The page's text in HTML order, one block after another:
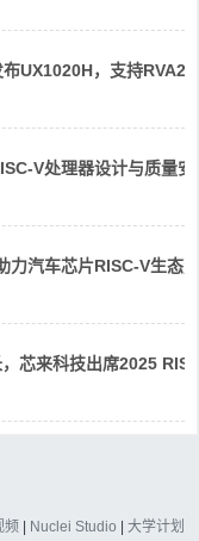
UX1020H，支持
V处理器设计与质量
力汽车芯片RISC-V生态
芯来科技出席2025
频 Nuclei Studio 大学计划